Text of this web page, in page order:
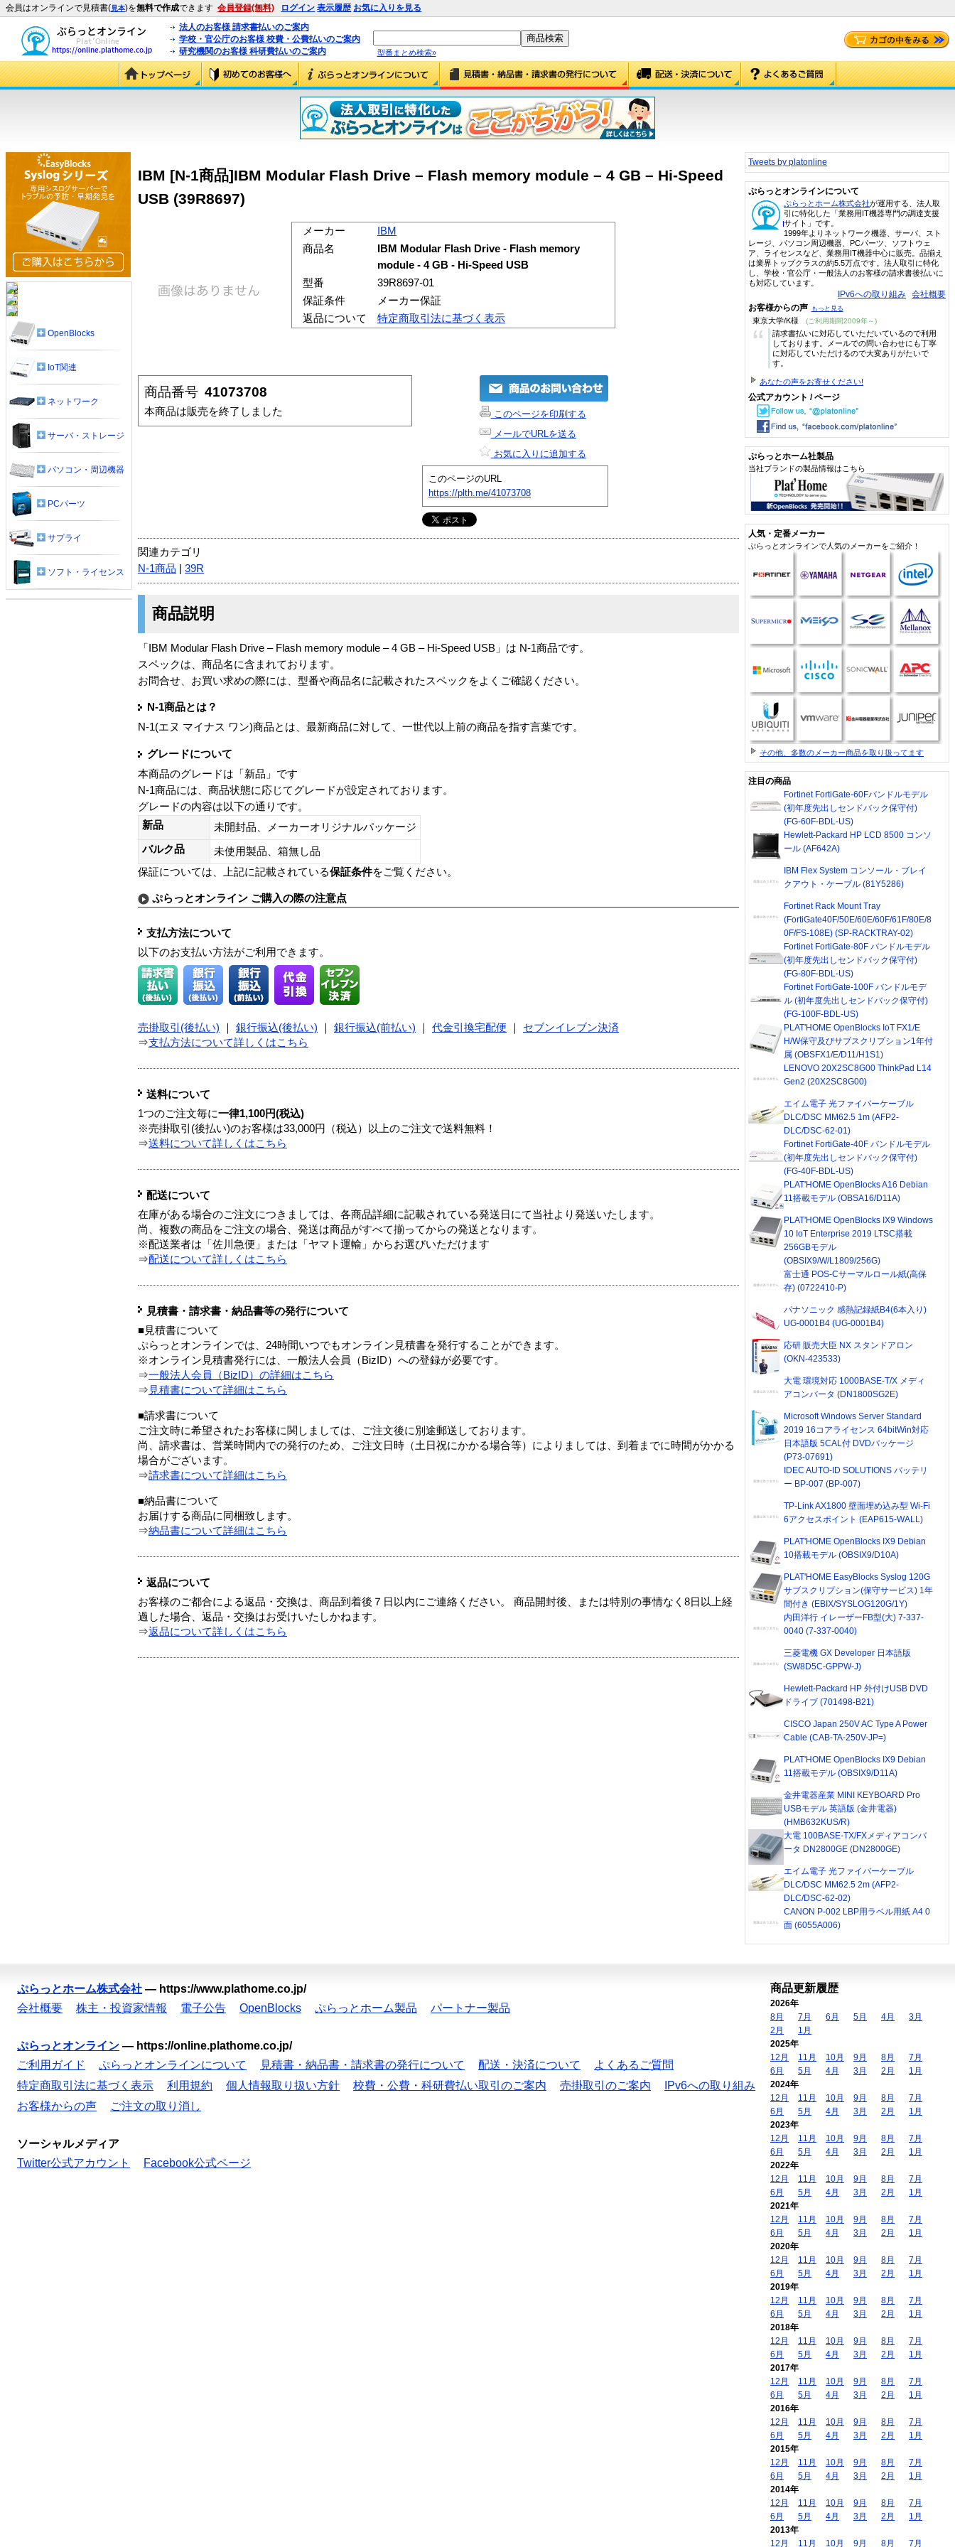
会員はオンラインで見積書(見本)を無料で作成できます 会員登録(無料) ログイン 表示履歴 お気に入りを見る
法人のお客様 請求書払いのご案内
学校・官公庁のお客様 校費・公費払いのご案内
研究機関のお客様 科研費払いのご案内
型番まとめ検索»
IBM [N-1商品]IBM Modular Flash Drive – Flash memory module – 4 GB – Hi-Speed
USB (39R8697)
メーカー
IBM
商品名
IBM Modular Flash Drive - Flash memory
module - 4 GB - Hi-Speed USB
型番
39R8697-01
保証条件
メーカー保証
返品について
特定商取引法に基づく表示
商品番号 41073708
本商品は販売を終了しました
このページを印刷する
メールでURLを送る
お気に入りに追加する
このページのURL
https://plth.me/41073708
関連カテゴリ
N-1商品
39R
商品説明
「IBM Modular Flash Drive – Flash memory module – 4 GB – Hi-Speed USB」は N-1商品です。
スペックは、商品名に含まれております。
お問合せ、お買い求めの際には、型番や商品名に記載されたスペックをよくご確認ください。
N-1商品とは？
N-1(エヌ マイナス ワン)商品とは、最新商品に対して、一世代以上前の商品を指す言葉です。
グレードについて
本商品のグレードは「新品」です
N-1商品には、商品状態に応じてグレードが設定されております。
グレードの内容は以下の通りです。
新品
未開封品、メーカーオリジナルパッケージ
バルク品
未使用製品、箱無し品
保証については、上記に記載されている保証条件をご覧ください。
ぷらっとオンライン ご購入の際の注意点
支払方法について
以下のお支払い方法がご利用できます。
売掛取引(後払い) 銀行振込(後払い) 銀行振込(前払い) 代金引換宅配便
セブンイレブン決済
⇒支払方法について詳しくはこちら
送料について
1つのご注文毎に一律1,100円(税込)
※売掛取引(後払い)のお客様は33,000円（税込）以上のご注文で送料無料！
⇒送料について詳しくはこちら
配送について
在庫がある場合のご注文につきましては、各商品詳細に記載されている発送日にて当社より発送いたします。
尚、複数の商品をご注文の場合、発送は商品がすべて揃ってからの発送となります。
※配送業者は「佐川急便」または「ヤマト運輸」からお選びいただけます
⇒配送について詳しくはこちら
見積書・請求書・納品書等の発行について
■見積書について
ぷらっとオンラインでは、24時間いつでもオンライン見積書を発行することができます。
※オンライン見積書発行には、一般法人会員（BizID）への登録が必要です。
⇒一般法人会員（BizID）の詳細はこちら
⇒ 見積書について詳細はこちら
■請求書について
ご注文時に希望されたお客様に関しましては、ご注文後に別途郵送しております。
尚、請求書は、営業時間内での発行のため、ご注文日時（土日祝にかかる場合等）によりましては、到着までに時間がかかる
場合がございます。
⇒請求書について詳細はこちら
■納品書について
お届けする商品に同梱致します。
⇒納品書について詳細はこちら
返品について
お客様のご都合による返品・交換は、商品到着後７日以内にご連絡ください。 商品開封後、または特別の事情なく8日以上経
過した場合、返品・交換はお受けいたしかねます。
⇒返品について詳しくはこちら
OpenBlocks
IoT関連
ネットワーク
サーバ・ストレージ
パソコン・周辺機器
PCパーツ
サプライ
ソフト・ライセンス
Tweets by platonline
ぷらっとオンラインについて
ぷらっとホーム株式会社が運用する、法人取
引に特化した「業務用IT機器専門の調達支援
サイト」です。
1999年よりネットワーク機器、サーバ、スト
レージ、パソコン周辺機器、PCパーツ、ソフトウェ
ア、ライセンスなど、業務用IT機器中心に販売。品揃え
は業界トップクラスの約5.5万点です。法人取引に特化
し、学校・官公庁・一般法人のお客様の請求書後払いに
も対応しています。
IPv6への取り組み 会社概要
お客様からの声 もっと見る
東京大学/K様 (ご利用期間2009年～)
“
請求書払いに対応していただいているので利用
しております。メールでの問い合わせにも丁寧
に対応していただけるので大変ありがたいで
す。
あなたの声をお寄せください!
公式アカウント / ページ
ぷらっとホーム社製品
当社ブランドの製品情報はこちら
人気・定番メーカー
ぷらっとオンラインで人気のメーカーをご紹介！
その他、多数のメーカー商品を取り扱ってます
注目の商品
Fortinet FortiGate-60Fバンドルモデル
(初年度先出しセンドバック保守付)
(FG-60F-BDL-US)
Hewlett-Packard HP LCD 8500 コンソ
ール (AF642A)
IBM Flex System コンソール・ブレイ
クアウト・ケーブル (81Y5286)
Fortinet Rack Mount Tray
(FortiGate40F/50E/60E/60F/61F/80E/8
0F/FS-108E) (SP-RACKTRAY-02)
Fortinet FortiGate-80F バンドルモデル
(初年度先出しセンドバック保守付)
(FG-80F-BDL-US)
Fortinet FortiGate-100F バンドルモデ
ル (初年度先出しセンドバック保守付)
(FG-100F-BDL-US)
PLAT'HOME OpenBlocks IoT FX1/E
H/W保守及びサブスクリプション1年付
属 (OBSFX1/E/D11/H1S1)
LENOVO 20X2SC8G00 ThinkPad L14
Gen2 (20X2SC8G00)
エイム電子 光ファイバーケーブル
DLC/DSC MM62.5 1m (AFP2-
DLC/DSC-62-01)
Fortinet FortiGate-40F バンドルモデル
(初年度先出しセンドバック保守付)
(FG-40F-BDL-US)
PLAT'HOME OpenBlocks A16 Debian
11搭載モデル (OBSA16/D11A)
PLAT'HOME OpenBlocks IX9 Windows
10 IoT Enterprise 2019 LTSC搭載
256GBモデル
(OBSIX9/W/L1809/256G)
富士通 POS-Cサーマルロール紙(高保
存) (0722410-P)
パナソニック 感熱記録紙B4(6本入り)
UG-0001B4 (UG-0001B4)
応研 販売大臣 NX スタンドアロン
(OKN-423533)
大電 環境対応 1000BASE-T/X メディ
アコンバータ (DN1800SG2E)
Microsoft Windows Server Standard
2019 16コアライセンス 64bitWin対応
日本語版 5CAL付 DVDパッケージ
(P73-07691)
IDEC AUTO-ID SOLUTIONS バッテリ
ー BP-007 (BP-007)
TP-Link AX1800 壁面埋め込み型 Wi-Fi
6アクセスポイント (EAP615-WALL)
PLAT'HOME OpenBlocks IX9 Debian
10搭載モデル (OBSIX9/D10A)
PLAT'HOME EasyBlocks Syslog 120G
サブスクリプション(保守サービス) 1年
間付き (EBIX/SYSLOG120G/1Y)
内田洋行 イレーザーFB型(大) 7-337-
0040 (7-337-0040)
三菱電機 GX Developer 日本語版
(SW8D5C-GPPW-J)
Hewlett-Packard HP 外付けUSB DVD
ドライブ (701498-B21)
CISCO Japan 250V AC Type A Power
Cable (CAB-TA-250V-JP=)
PLAT'HOME OpenBlocks IX9 Debian
11搭載モデル (OBSIX9/D11A)
金井電器産業 MINI KEYBOARD Pro
USBモデル 英語版 (金井電器)
(HMB632KUS/R)
大電 100BASE-TX/FXメディアコンバ
ータ DN2800GE (DN2800GE)
エイム電子 光ファイバーケーブル
DLC/DSC MM62.5 2m (AFP2-
DLC/DSC-62-02)
CANON P-002 LBP用ラベル用紙 A4 0
面 (6055A006)
ぷらっとホーム株式会社 — https://www.plathome.co.jp/
会社概要
株主・投資家情報 電子公告 OpenBlocks ぷらっとホーム製品 パートナー製品
ぷらっとオンライン — https://online.plathome.co.jp/
ご利用ガイド
ぷらっとオンラインについて 見積書・納品書・請求書の発行について 配送・決済について
よくあるご質問
特定商取引法に基づく表示
利用規約 個人情報取り扱い方針 校費・公費・科研費払い取引のご案内 売掛取引のご案内
IPv6への取り組み
お客様からの声
ご注文の取り消し
ソーシャルメディア
Twitter公式アカウント
Facebook公式ページ
商品更新履歴
2026年
8月
7月 6月 5月 4月
3月
2月
1月
2025年
12月
11月 10月 9月 8月
7月
6月
5月 4月 3月 2月
1月
2024年
12月
11月 10月 9月 8月
7月
6月
5月 4月 3月 2月
1月
2023年
12月
11月 10月 9月 8月
7月
6月
5月 4月 3月 2月
1月
2022年
12月
11月 10月 9月 8月
7月
6月
5月 4月 3月 2月
1月
2021年
12月
11月 10月 9月 8月
7月
6月
5月 4月 3月 2月
1月
2020年
12月
11月 10月 9月 8月
7月
6月
5月 4月 3月 2月
1月
2019年
12月
11月 10月 9月 8月
7月
6月
5月 4月 3月 2月
1月
2018年
12月
11月 10月 9月 8月
7月
6月
5月 4月 3月 2月
1月
2017年
12月
11月 10月 9月 8月
7月
6月
5月 4月 3月 2月
1月
2016年
12月
11月 10月 9月 8月
7月
6月
5月 4月 3月 2月
1月
2015年
12月
11月 10月 9月 8月
7月
6月
5月 4月 3月 2月
1月
2014年
12月
11月 10月 9月 8月
7月
6月
5月 4月 3月 2月
1月
2013年
12月
11月 10月 9月 8月 7月